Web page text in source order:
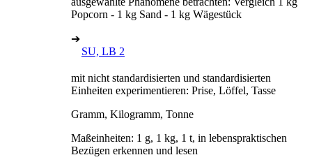
Popcorn - 1 kg Sand - 1 kg Wägestück
➔
SU, LB 2
mit nicht standardisierten und standardisierten
Einheiten experimentieren: Prise, Löffel, Tasse
Gramm, Kilogramm, Tonne
Maßeinheiten: 1 g, 1 kg, 1 t, in lebenspraktischen
Bezügen erkennen und lesen